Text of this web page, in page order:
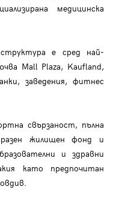
медицинска
е сред най-
Mall Plaza, Kaufland,
заведения, фитнес
свързаност, пълна
жилищен фонд и
и здравни
като предпочитан